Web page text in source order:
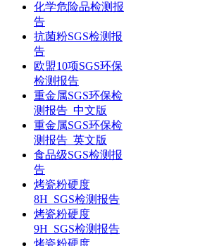
化学危险品检测报
告
抗菌粉SGS检测报
告
欧盟10项SGS环保
检测报告
重金属SGS环保检
测报告_中文版
重金属SGS环保检
测报告_英文版
食品级SGS检测报
告
烤瓷粉硬度
8H_SGS检测报告
烤瓷粉硬度
9H_SGS检测报告